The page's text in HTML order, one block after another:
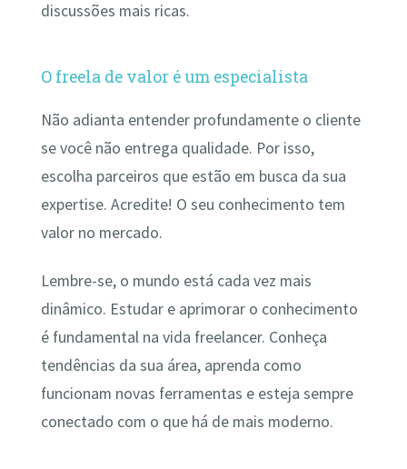
discussões mais ricas.
O freela de valor é um especialista
Não adianta entender profundamente o cliente
se você não entrega qualidade. Por isso,
escolha parceiros que estão em busca da sua
expertise. Acredite! O seu conhecimento tem
valor no mercado.
Lembre-se, o mundo está cada vez mais
dinâmico. Estudar e aprimorar o conhecimento
é fundamental na vida freelancer. Conheça
tendências da sua área, aprenda como
funcionam novas ferramentas e esteja sempre
conectado com o que há de mais moderno.